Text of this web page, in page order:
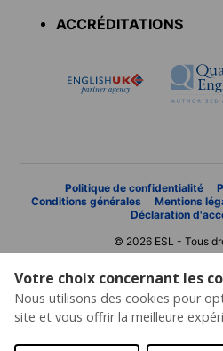
Votre choix concernant les
Nous utilisons des cookies pour
site et vous offrir la meilleure
ACCRÉDITATIONS
Politique de confidentialité
Conditions générales
Mentions
Déclaration
© 2026 ESL - Tous